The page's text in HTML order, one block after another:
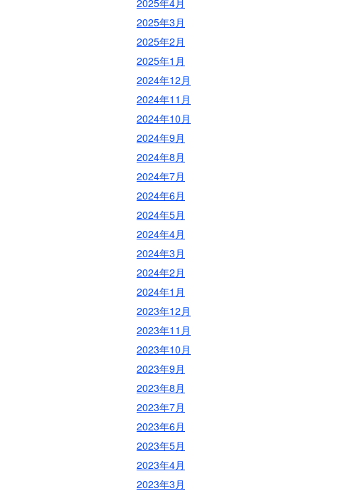
2025年4月
2025年3月
2025年2月
2025年1月
2024年12月
2024年11月
2024年10月
2024年9月
2024年8月
2024年7月
2024年6月
2024年5月
2024年4月
2024年3月
2024年2月
2024年1月
2023年12月
2023年11月
2023年10月
2023年9月
2023年8月
2023年7月
2023年6月
2023年5月
2023年4月
2023年3月